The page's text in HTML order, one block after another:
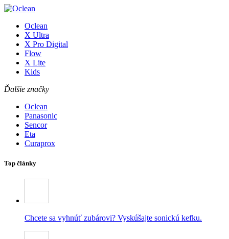
Oclean
X Ultra
X Pro Digital
Flow
X Lite
Kids
Ďalšie značky
Oclean
Panasonic
Sencor
Eta
Curaprox
Top články
Chcete sa vyhnúť zubárovi? Vyskúšajte sonickú kefku.